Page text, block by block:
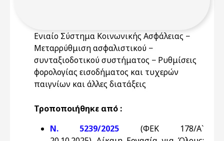
Ενιαίο Σύστημα Κοινωνικής Ασφάλειας −
Μεταρρύθμιση ασφαλιστικού −
συνταξιοδοτικού συστήματος − Ρυθμίσεις
φορολογίας εισοδήματος και τυχερών
παιγνίων και άλλες διατάξεις
Τροποποιήθηκε από :
Ν. 5239/2025
(ΦΕΚ 178/Α`